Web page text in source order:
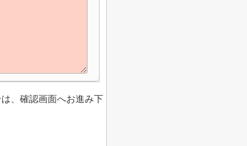
、確認画面へお進み下